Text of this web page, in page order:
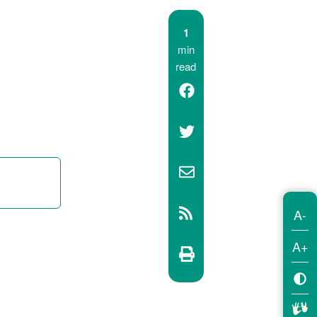
1
min
read
A-
A+